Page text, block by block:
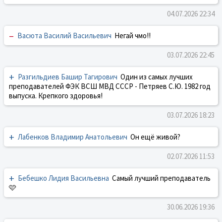
04.07.2026 22:34
– Васюта Василий Васильевич Негай чмо!!
03.07.2026 22:45
+ Разгильдиев Башир Тагирович Один из самых лучших
преподавателей ФЭК ВСШ МВД СССР - Петряев С.Ю. 1982 год
выпуска. Крепкого здоровья!
03.07.2026 18:23
+ Лабенков Владимир Анатольевич Он ещё живой?
02.07.2026 11:53
+ Бебешко Лидия Васильевна Самый лучший преподаватель
🩷
30.06.2026 19:36